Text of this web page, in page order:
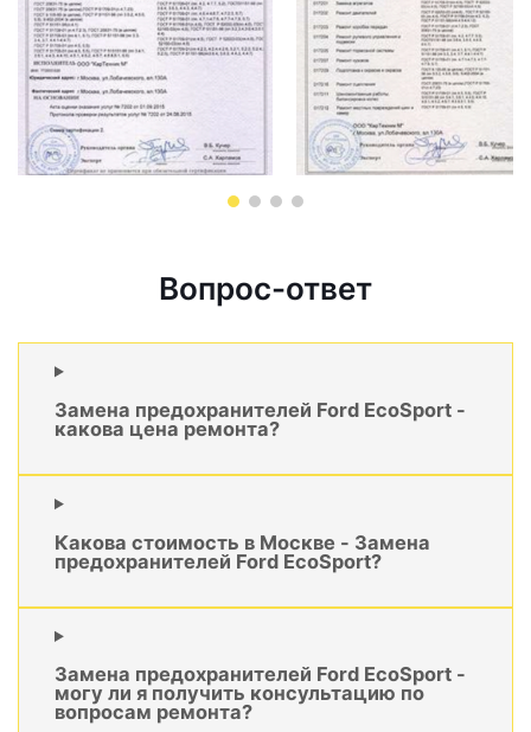
Вопрос-ответ
Замена предохранителей Ford EcoSport -
какова цена ремонта?
Какова стоимость в Москве - Замена
предохранителей Ford EcoSport?
Замена предохранителей Ford EcoSport -
могу ли я получить консультацию по
вопросам ремонта?